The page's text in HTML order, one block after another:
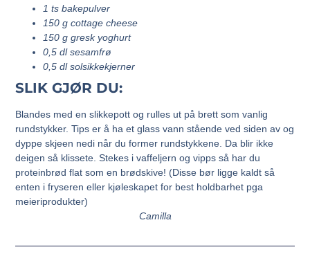
1 ts bakepulver
150 g cottage cheese
150 g gresk yoghurt
0,5 dl sesamfrø
0,5 dl solsikkekjerner
SLIK GJØR DU:
Blandes med en slikkepott og rulles ut på brett som vanlig
rundstykker. Tips er å ha et glass vann stående ved siden av og
dyppe skjeen nedi når du former rundstykkene. Da blir ikke
deigen så klissete. Stekes i vaffeljern og vipps så har du
proteinbrød flat som en brødskive! (Disse bør ligge kaldt så
enten i fryseren eller kjøleskapet for best holdbarhet pga
meieriprodukter)
Camilla